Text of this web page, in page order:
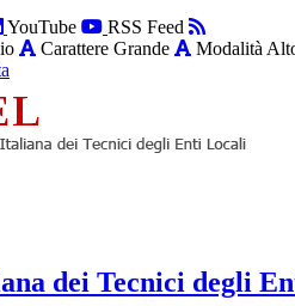
YouTube
RSS Feed
Carattere Grande Modalità
dei Tecnici degli